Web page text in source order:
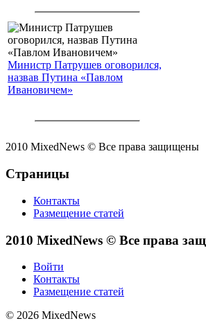
Министр Патрушев оговорился,
назвав Путина «Павлом
Ивановичем»
2010 MixedNews © Все права защищены
Страницы
Контакты
Размещение статей
2010 MixedNews © Все права
Войти
Контакты
Размещение статей
© 2026 MixedNews